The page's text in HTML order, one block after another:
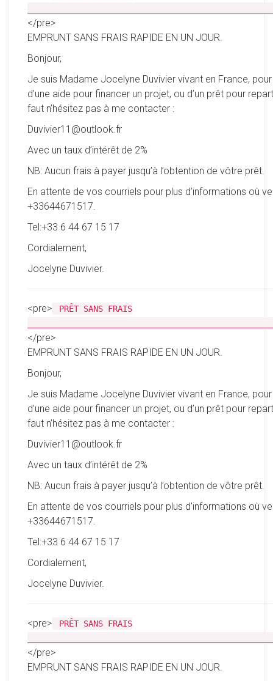
</pre>
EMPRUNT SANS FRAIS RAPIDE EN UN JOUR.
Bonjour,
Je suis Madame Jocelyne Duvivier vivant en France,
d’une aide pour financer un projet, ou d’un prêt pour
faut n’hésitez pas à me contacter :
Duvivier11@outlook.fr
Avec un taux d’intérêt de 2%
NB: Aucun frais à payer jusqu’à l’obtention de vôtre prêt.
En attente de vos courriels pour plus d’informations où
+33644671517.
Tel:+33 6 44 67 15 17
Cordialement,
Jocelyne Duvivier.
<pre>
PRÊT SANS FRAIS
</pre>
EMPRUNT SANS FRAIS RAPIDE EN UN JOUR.
Bonjour,
Je suis Madame Jocelyne Duvivier vivant en France,
d’une aide pour financer un projet, ou d’un prêt pour
faut n’hésitez pas à me contacter :
Duvivier11@outlook.fr
Avec un taux d’intérêt de 2%
NB: Aucun frais à payer jusqu’à l’obtention de vôtre prêt.
En attente de vos courriels pour plus d’informations où
+33644671517.
Tel:+33 6 44 67 15 17
Cordialement,
Jocelyne Duvivier.
<pre>
PRÊT SANS FRAIS
</pre>
EMPRUNT SANS FRAIS RAPIDE EN UN JOUR.